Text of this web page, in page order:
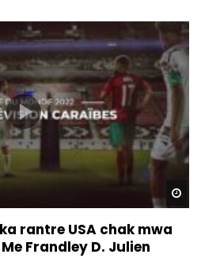
rantre USA chak mwa
Frandley D. Julien